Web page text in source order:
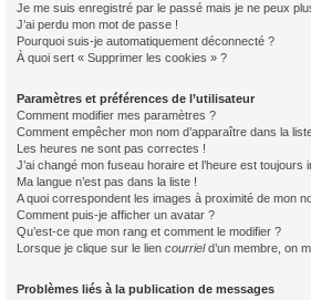
Je me suis enregistré par le passé mais je ne peux
J’ai perdu mon mot de passe !
Pourquoi suis-je automatiquement déconnecté ?
À quoi sert « Supprimer les cookies » ?
Paramètres et préférences de l’utilisateur
Comment modifier mes paramètres ?
Comment empêcher mon nom d’apparaître dans la
Les heures ne sont pas correctes !
J’ai changé mon fuseau horaire et l’heure est toujours
Ma langue n’est pas dans la liste !
A quoi correspondent les images à proximité de mon
Comment puis-je afficher un avatar ?
Qu’est-ce que mon rang et comment le modifier ?
Lorsque je clique sur le lien courrield’un membre, on
Problèmes liés à la publication de messages